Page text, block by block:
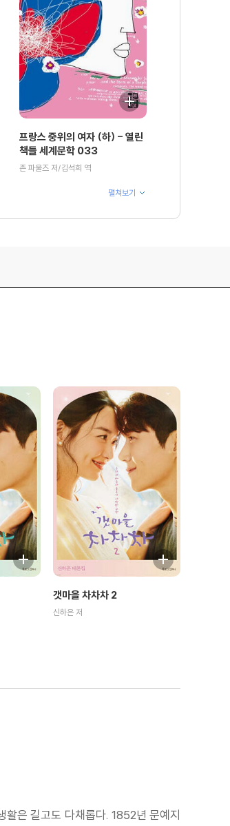
프랑스 중위의 여자 (하) - 열린
책들 세계문학 033
존 파울즈 저/김석희 역
펼쳐보기
갯마을 차차차 2
신하은 저
활은 길고도 다채롭다. 1852년 문예지